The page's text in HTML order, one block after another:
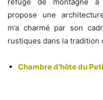
refuge de montagne à
propose une
m’a charmé par son
rustiques dans la tradition
Chambre d’hôte du